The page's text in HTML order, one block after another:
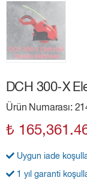
DCH 300-X
Ürün Numarası:
₺
Uygun iade
1 yıl garanti